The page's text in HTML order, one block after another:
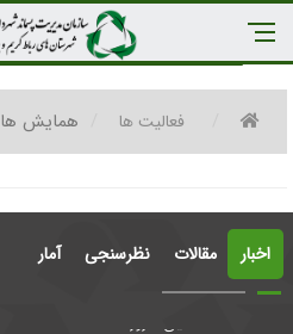
فعالیت ها همایش ها
اخبار مقالات نظرسنجی آمار